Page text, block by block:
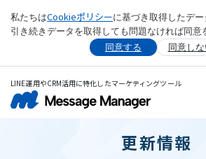
私たちはCookieポリシーに基づき取得したデー
引き続きデータを取得しても問題なければ同意
同意する
同意し
LINE運用やCRM活用に特化したマーケティングツール
更新情報